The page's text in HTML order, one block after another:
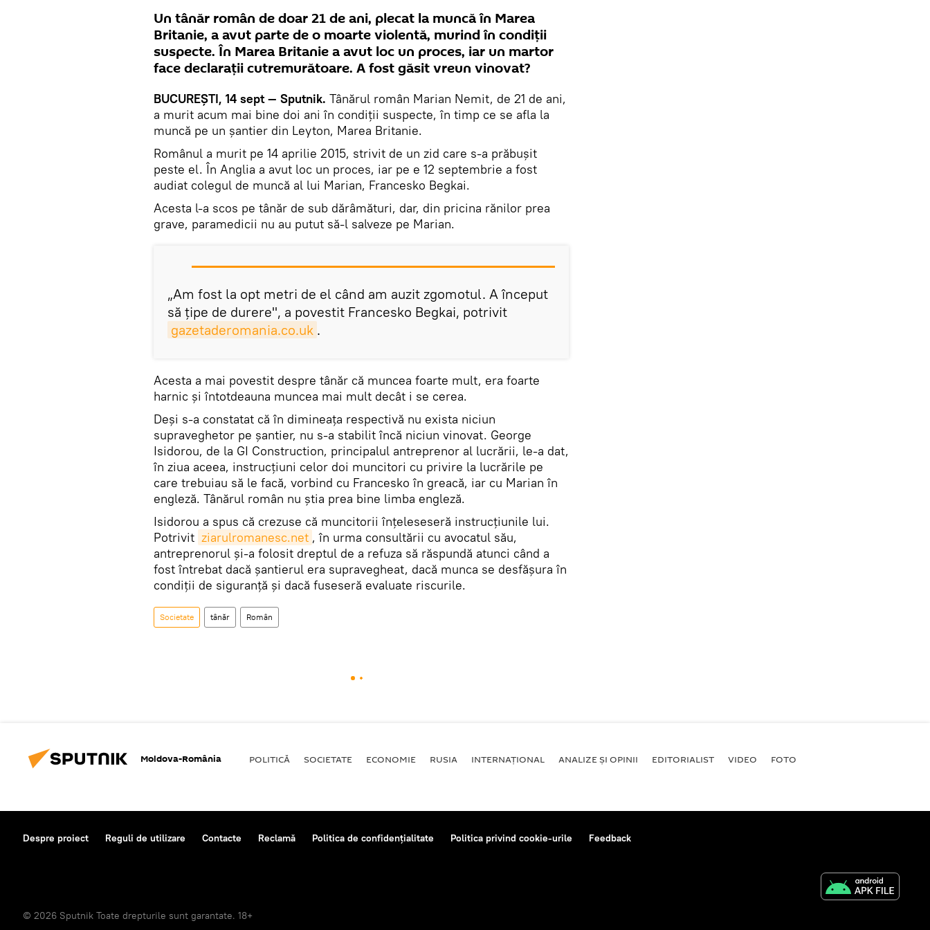
Un tânăr român de doar 21 de ani, plecat la muncă în Marea
Britanie, a avut parte de o moarte violentă, murind în condiţii
suspecte. În Marea Britanie a avut loc un proces, iar un martor
face declaraţii cutremurătoare. A fost găsit vreun vinovat?
BUCUREŞTI, 14 sept — Sputnik. Tânărul român Marian Nemit, de 21 de ani,
a murit acum mai bine doi ani în condiții suspecte, în timp ce se afla la
muncă pe un şantier din Leyton, Marea Britanie.
Românul a murit pe 14 aprilie 2015, strivit de un zid care s-a prăbușit
peste el. În Anglia a avut loc un proces, iar pe e 12 septembrie a fost
audiat colegul de muncă al lui Marian, Francesko Begkai.
Acesta l-a scos pe tânăr de sub dărâmături, dar, din pricina rănilor prea
grave, paramedicii nu au putut să-l salveze pe Marian.
„Am fost la opt metri de el când am auzit zgomotul. A început
să țipe de durere", a povestit Francesko Begkai, potrivit
gazetaderomania.co.uk .
Acesta a mai povestit despre tânăr că muncea foarte mult, era foarte
harnic şi întotdeauna muncea mai mult decât i se cerea.
Deşi s-a constatat că în dimineaţa respectivă nu exista niciun
supraveghetor pe şantier, nu s-a stabilit încă niciun vinovat. George
Isidorou, de la GI Construction, principalul antreprenor al lucrării, le-a dat,
în ziua aceea, instrucţiuni celor doi muncitori cu privire la lucrările pe
care trebuiau să le facă, vorbind cu Francesko în greacă, iar cu Marian în
engleză. Tânărul român nu ştia prea bine limba engleză.
Isidorou a spus că crezuse că muncitorii înţeleseseră instrucţiunile lui.
Potrivit ziarulromanesc.net , în urma consultării cu avocatul său,
antreprenorul și-a folosit dreptul de a refuza să răspundă atunci când a
fost întrebat dacă şantierul era supravegheat, dacă munca se desfăşura în
condiţii de siguranţă şi dacă fuseseră evaluate riscurile.
Societate tânăr Român
Moldova-România POLITICĂ SOCIETATE ECONOMIE RUSIA INTERNAŢIONAL ANALIZE ȘI OPINII EDITORIALIST VIDEO FOTO
Despre proiect Reguli de utilizare Contacte Reclamă Politica de confidențialitate Politica privind cookie-urile Feedback
© 2026 Sputnik Toate drepturile sunt garantate. 18+